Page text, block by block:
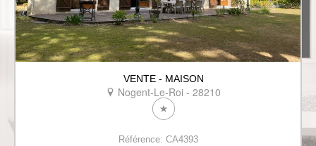
VENTE - MAISON
Nogent-Le-Roi - 28210
Référence: CA4393